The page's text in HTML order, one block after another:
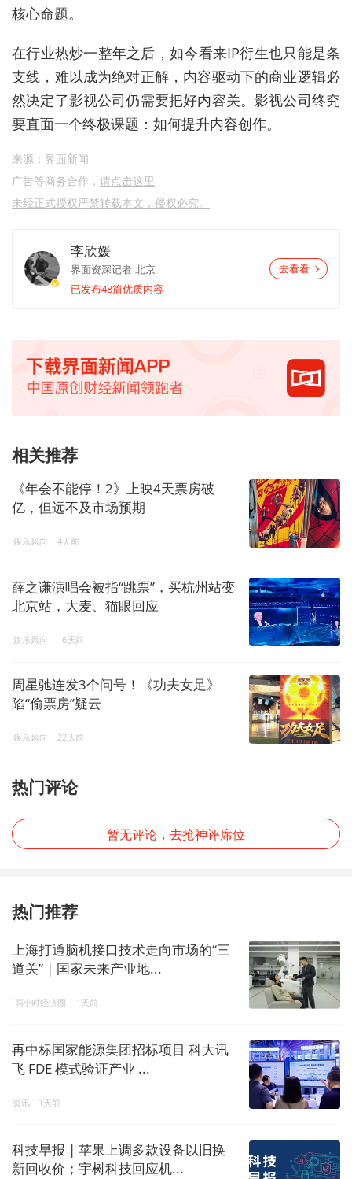
核心命题。
在行业热炒一整年之后 ，如今看来IP衍生也只能是条
支线 ， 难以成为绝对正解，内容驱动下的商业逻辑必
然决定了影视公司仍需要把好内容关。影视公司终究
要直面一个终极课题：如何提升内容创作。
来源：界面新闻
广告等商务合作， 请点击这里
未经正式授权严禁转载本文，侵权必究。
李欣媛
界面资深记者 北京
已发布48篇优质内容
去看看
相关推荐
《年会不能停！2》上映4天票房破
亿，但远不及市场预期
娱乐风向 4天前
薛之谦演唱会被指“跳票”，买杭州站变
北京站，大麦、猫眼回应
娱乐风向 16天前
周星驰连发3个问号！《功夫女足》
陷“偷票房”疑云
娱乐风向 22天前
热门评论
暂无评论，去抢神评席位
热门推荐
上海打通脑机接口技术走向市场的“三
道关” | 国家未来产业地...
两小时经济圈 1天前
再中标国家能源集团招标项目 科大讯
飞 FDE 模式验证产业 ...
资讯 1天前
科技早报 | 苹果上调多款设备以旧换
新回收价；宇树科技回应机...